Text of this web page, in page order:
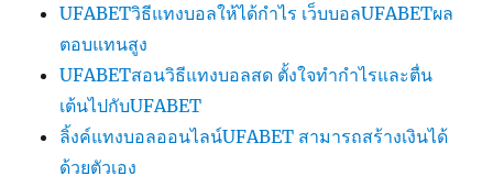
UFABETวิธีแทงบอลให้ได้กำไร เว็บบอลUFABETผล
ตอบแทนสูง
UFABETสอนวิธีแทงบอลสด ตั้งใจทำกำไรและตื่น
เต้นไปกับUFABET
ลิ้งค์แทงบอลออนไลน์UFABET สามารถสร้างเงินได้
ด้วยตัวเอง